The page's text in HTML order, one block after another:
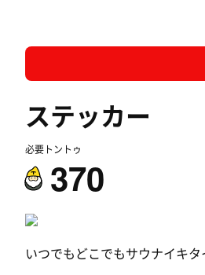
ステッカー
必要トントゥ
370
いつでもどこでもサウナイキタ